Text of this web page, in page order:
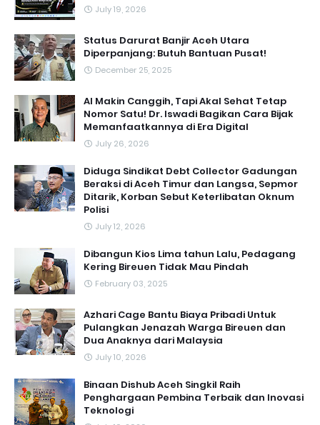
July 19, 2026
Status Darurat Banjir Aceh Utara
Diperpanjang: Butuh Bantuan Pusat!
December 25, 2025
AI Makin Canggih, Tapi Akal Sehat Tetap
Nomor Satu! Dr. Iswadi Bagikan Cara Bijak
Memanfaatkannya di Era Digital
July 26, 2026
Diduga Sindikat Debt Collector Gadungan
Beraksi di Aceh Timur dan Langsa, Sepmor
Ditarik, Korban Sebut Keterlibatan Oknum
Polisi
July 12, 2026
Dibangun Kios Lima tahun Lalu, Pedagang
Kering Bireuen Tidak Mau Pindah
February 03, 2025
Azhari Cage Bantu Biaya Pribadi Untuk
Pulangkan Jenazah Warga Bireuen dan
Dua Anaknya dari Malaysia
July 10, 2026
Binaan Dishub Aceh Singkil Raih
Penghargaan Pembina Terbaik dan Inovasi
Teknologi